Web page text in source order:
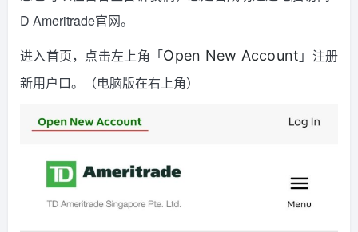
D Ameritrade官网。
进入首页，点击左上角「Open New Account 」注册
新用户口。（电脑版在右上角）